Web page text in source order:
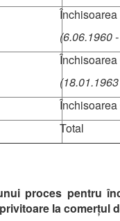
Închisoarea
(6.06.1960
Total
proces pentru
la comerțul